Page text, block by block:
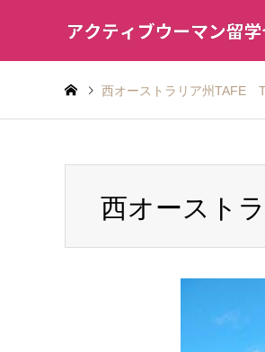
西オーストラリア州TAFE
西オースト